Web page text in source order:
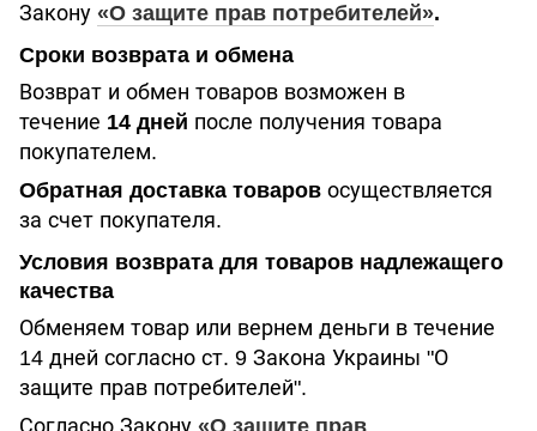
Закону «О защите прав потребителей».
Сроки возврата и обмена
Возврат и обмен товаров возможен в
течение 14 дней после получения товара
покупателем.
Обратная доставка товаров осуществляется
за счет покупателя.
Условия возврата для товаров надлежащего
качества
Обменяем товар или вернем деньги в течение
14 дней согласно ст. 9 Закона Украины "О
защите прав потребителей".